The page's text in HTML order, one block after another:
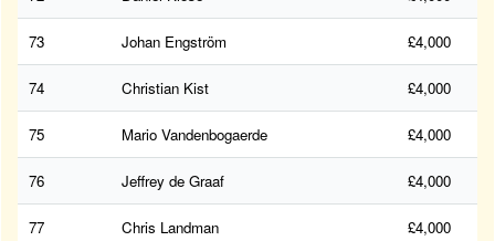
73 Johan Engström £4,000
74 Christian Kist £4,000
75 Mario Vandenbogaerde £4,000
76 Jeffrey de Graaf £4,000
77 Chris Landman £4,000